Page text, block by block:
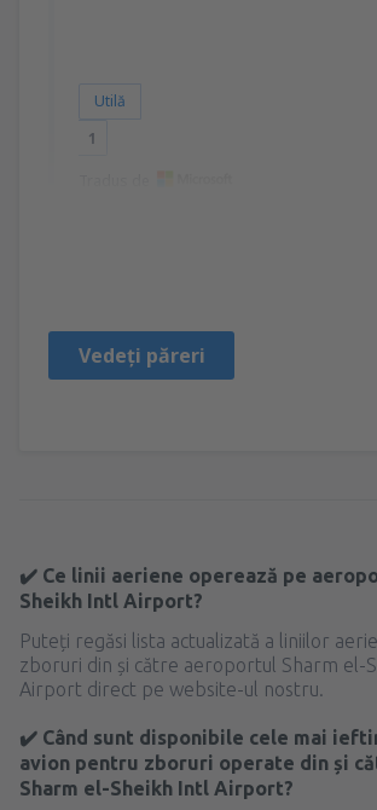
Utilă
1
Vedeți păreri
✔️ Ce linii aeriene operează pe
Sheikh Intl Airport?
Puteți regăsi lista actualizată a liniilor
zboruri din și către aeroportul Sharm el-
Airport direct pe website-ul nostru.
✔️ Când sunt disponibile cele mai
avion pentru zboruri operate din și
Sharm el-Sheikh Intl Airport?